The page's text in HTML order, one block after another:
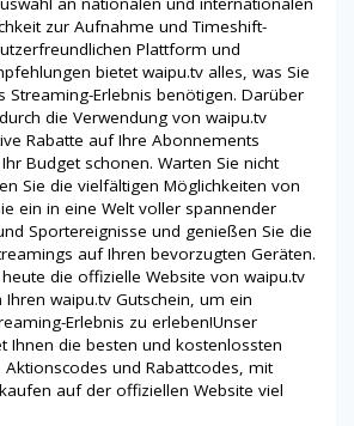
zur Aufnahme und Timeshift-
Plattform und
bietet waipu.tv alles, was Sie
Streaming-Erlebnis benötigen. Darüber
die Verwendung von waipu.tv
Rabatte auf Ihre Abonnements
Budget schonen. Warten Sie nicht
Sie die vielfältigen Möglichkeiten von
ein in eine Welt voller spannender
Sportereignisse und genießen Sie die
auf Ihren bevorzugten Geräten.
die offizielle Website von waipu.tv
Ihren waipu.tv Gutschein, um ein
Erlebnis zu erleben!Unser
Ihnen die besten und kostenlossten
Aktionscodes und Rabattcodes, mit
auf der offiziellen Website viel